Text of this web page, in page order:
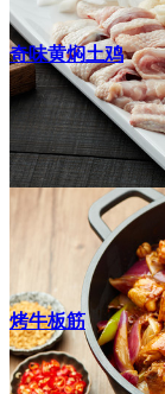
奇味黄焖土鸡
烤牛板筋